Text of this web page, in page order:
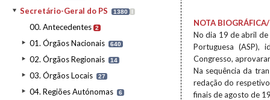
Secretário-Geral do PS 1380 I
00. Antecedentes 2
01. Órgãos Nacionais 640
02. Órgãos Regionais 14
03. Órgãos Locais 27
04. Regiões Autónomas 6
NOTA
No dia 19 de abril de
Portuguesa (ASP),
Congresso,
Na sequência da
redação do
finais de agosto de